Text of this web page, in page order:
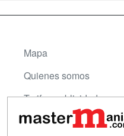
Mapa
Quienes somos
Tarifas publicidad
Acceso Usuarios